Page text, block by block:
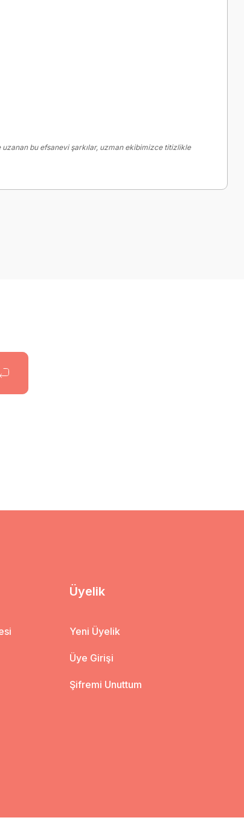
bu efsanevi şarkılar, uzman ekibimizce titizlikle
Üyelik
Yeni Üyelik
Üye Girişi
Şifremi Unuttum